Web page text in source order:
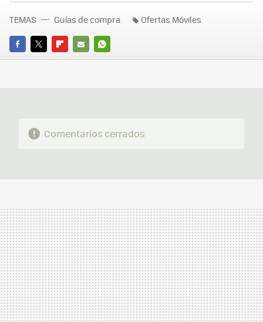
FACEBOOK
TWITTERFLIPBOARD
E-
WHATSAPP
TEMAS Guías de compra Ofertas Móviles
Comentarios cerrados